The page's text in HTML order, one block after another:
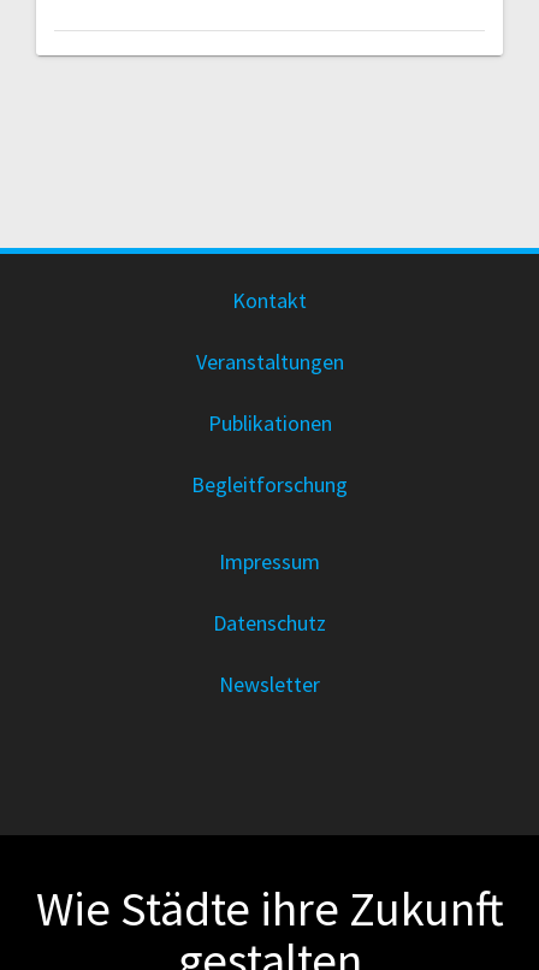
Kontakt
Veranstaltungen
Publikationen
Begleitforschung
Impressum
Datenschutz
Newsletter
Wie Städte ihre Zukunft